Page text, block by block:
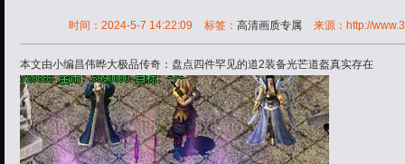
时间：2024-5-7 14:22:09 标签： 高清画质专属 来源：http://
本文由小编昌伟晔大极品传奇：盘点四件罕见的道2装备光芒道盔真实存在